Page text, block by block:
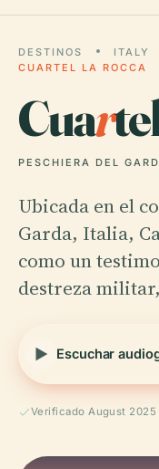
DESTINOS ITALY
CUARTEL LA ROCCA
Cuar
PESCHIERA DEL
Ubicada en el
Garda, Italia,
como un
destreza
Escuchar
Verificado August 2025